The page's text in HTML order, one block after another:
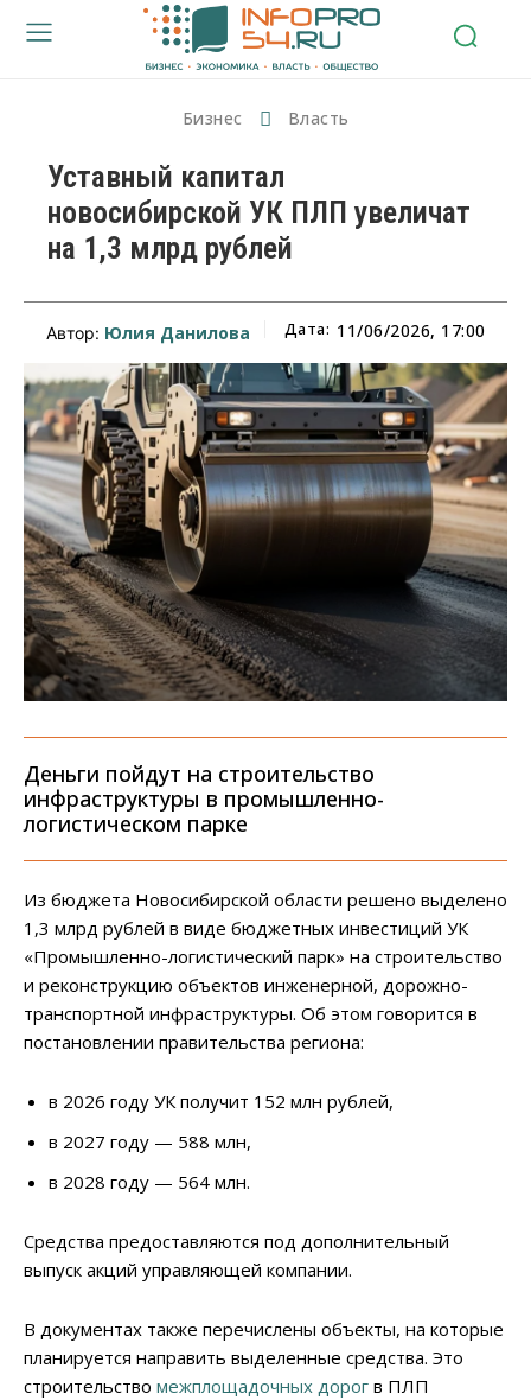
Бизнес Власть
Уставный капитал
новосибирской УК ПЛП увеличат
на 1,3 млрд рублей
Автор: Юлия Данилова Дата: 11/06/2026, 17:00
Деньги пойдут на строительство
инфраструктуры в промышленно-
логистическом парке
Из бюджета Новосибирской области решено выделено
1,3 млрд рублей в виде бюджетных инвестиций УК
«Промышленно-логистический парк» на строительство
и реконструкцию объектов инженерной, дорожно-
транспортной инфраструктуры. Об этом говорится в
постановлении правительства региона:
в 2026 году УК получит 152 млн рублей,
в 2027 году — 588 млн,
в 2028 году — 564 млн.
Средства предоставляются под дополнительный
выпуск акций управляющей компании.
В документах также перечислены объекты, на которые
планируется направить выделенные средства. Это
строительство межплощадочных дорог в ПЛП